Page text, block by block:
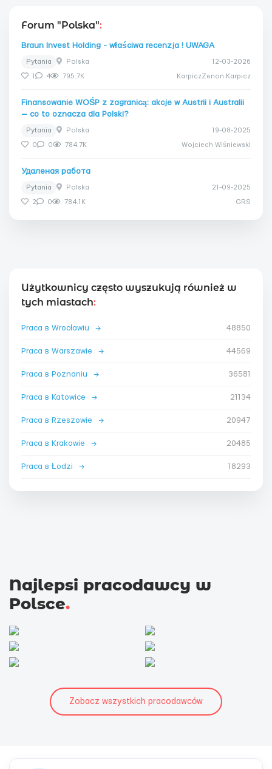
Forum "Polska":
Braun Invest Holding - właściwa recenzja ! UWAGA
Pytania Polska 12-03-2026
1 4 795.7K KarpiczZenon Karpicz
Finansowanie WOŚP z zagranicą: akcje w Austrii i Australii
— co to oznacza dla Polski?
Pytania Polska 19-08-2025
0 0 784.7K Wojciech Wiśniewski
Удаленая работа
Pytania Polska 21-09-2025
2 0 784.1K GRS
Użytkownicy często wyszukują również w
tych miastach:
Praca в Wrocławiu → 48850
Praca в Warszawie → 44569
Praca в Poznaniu → 36581
Praca в Katowice → 21134
Praca в Rzeszowie → 20947
Praca в Krakowie → 20485
Praca в Łodzi → 18293
Najlepsi pracodawcy w
Polsce.
Zobacz wszystkich pracodawców